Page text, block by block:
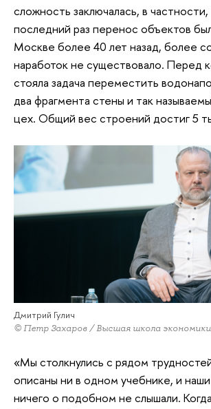
сложность заключалась, в
последний раз перенос объектов
Москве более 40 лет назад, более
наработок не существовало. Перед
стояла задача переместить
два фрагмента стены и так
цех. Общий вес строений достиг 5
Дмитрий Гулич
© Петр Захаров / Высшая школа экономики
«Мы столкнулись с рядом
описаны ни в одном учебнике, и
ничего о подобном не слышали.